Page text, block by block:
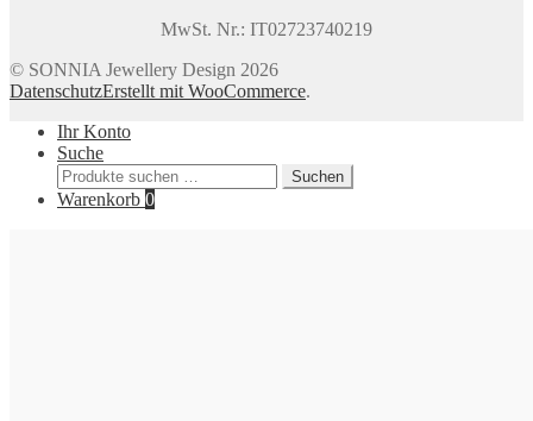
MwSt. Nr.: IT02723740219
© SONNIA Jewellery Design 2026
DatenschutzErstellt mit WooCommerce.
Ihr Konto
Suche
Suchen
nach:
Suchen
Warenkorb 0